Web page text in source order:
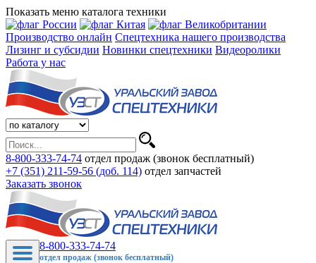
Показать меню каталога техники
Производство онлайн Спецтехника нашего производства
Лизинг и субсидии Новинки спецтехники Видеоролики
Работа у нас
8-800-333-74-74 отдел продаж (звонок бесплатный)
+7 (351) 211-59-56 (доб. 114) отдел запчастей
Заказать звонок
8-800-333-74-74
отдел продаж (звонок бесплатный)